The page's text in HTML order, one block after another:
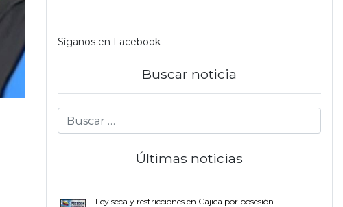
Síganos en Facebook
Buscar noticia
Últimas noticias
Ley seca y restricciones en Cajicá por posesión